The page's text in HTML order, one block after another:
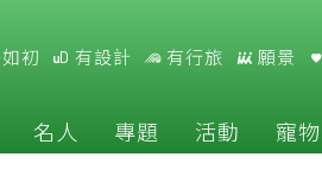
初 有設計 有行旅 願景
名人 專題 活動 寵物